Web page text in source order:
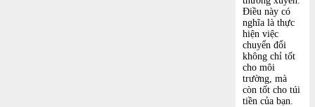
Điều này có
nghĩa là thực
hiện việc
chuyển đổi
không chỉ tốt
cho môi
trường, mà
còn tốt cho túi
tiền của bạn.